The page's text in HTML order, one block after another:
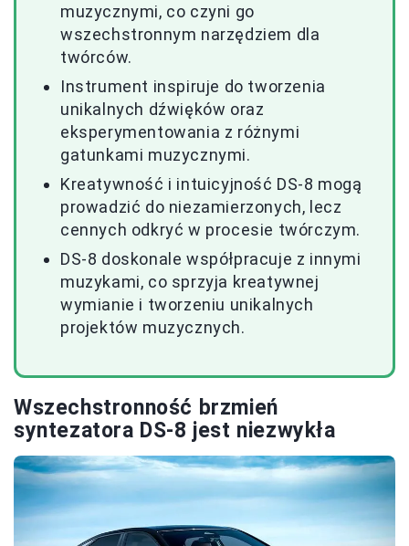
muzycznymi, co czyni go
wszechstronnym narzędziem dla
twórców.
Instrument inspiruje do tworzenia
unikalnych dźwięków oraz
eksperymentowania z różnymi
gatunkami muzycznymi.
Kreatywność i intuicyjność DS-8 mogą
prowadzić do niezamierzonych, lecz
cennych odkryć w procesie twórczym.
DS-8 doskonale współpracuje z innymi
muzykami, co sprzyja kreatywnej
wymianie i tworzeniu unikalnych
projektów muzycznych.
Wszechstronność brzmień
syntezatora DS-8 jest niezwykła